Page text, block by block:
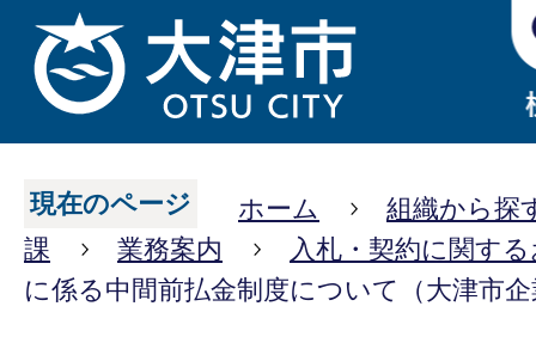
現在のページ ホーム
組織から探
課
業務案内
入札・契約に関す
に係る中間前払金制度について（大津市